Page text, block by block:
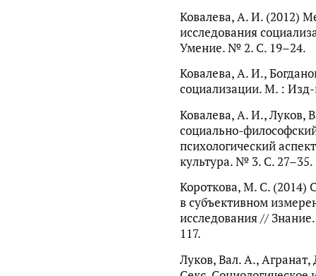
Ковалева, А. И. (2012)
исследования
Умение. № 2. С. 19–24.
Ковалева, А. И.,
социализации. М. : Изд-
Ковалева, А. И., Луков,
социально-
психологический
культура. № 3. С. 27–35.
Короткова, М. С. (2014)
в субъективном
исследования //
117.
Луков, Вал. А.,